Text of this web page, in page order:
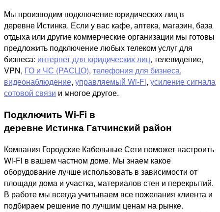
Мы производим подключение юридических лиц в
деревне Истинка. Если у вас кафе, аптека, магазин, база
отдыха или другие коммерческие организации мы готовы
предложить подключение любых телеком услуг для
бизнеса: интернет для юридических лиц, телевидение,
VPN, ГО и ЧС (РАСЦО), телефония для бизнеса,
видеонаблюдение, управляемый Wi-Fi, усиление сигнала
сотовой связи и многое другое.
Подключить Wi-Fi в
деревне Истинка Гатчинский район
Компания Городские Кабельные Сети поможет настроить
Wi-Fi в вашем частном доме. Мы знаем какое
оборудование лучше использовать в зависимости от
площади дома и участка, материалов стен и перекрытий.
В работе мы всегда учитываем все пожелания клиента и
подбираем решение по лучшим ценам на рынке.